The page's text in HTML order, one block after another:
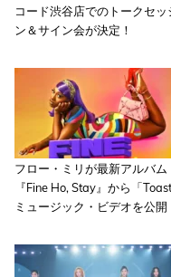
コード渋谷店でのトークセッ
ン＆サイン会が決定！
フロー・ミリが最新アルバム
『Fine Ho, Stay』から「
ミュージック・ビデオを公開